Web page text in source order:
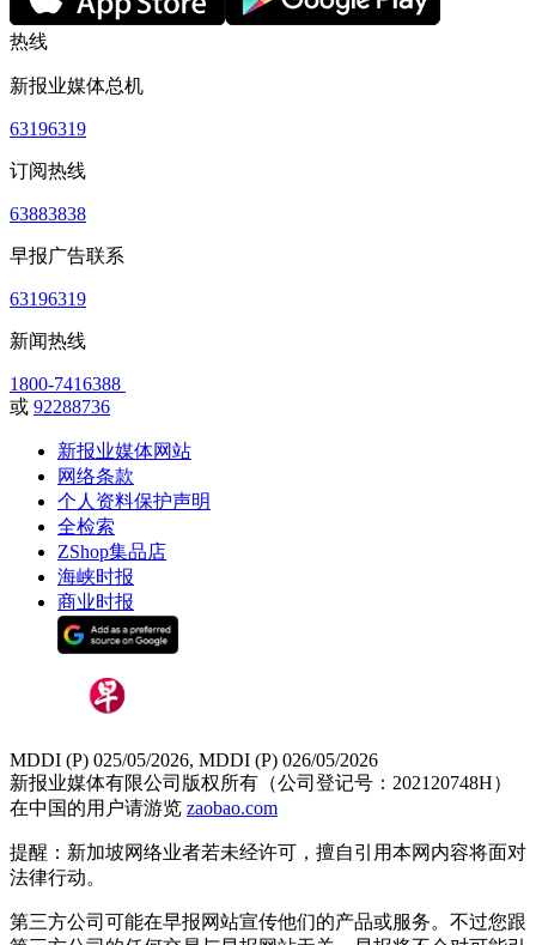
热线
新报业媒体总机
63196319
订阅热线
63883838
早报广告联系
63196319
新闻热线
1800-7416388
或 92288736
新报业媒体网站
网络条款
个人资料保护声明
全检索
ZShop集品店
海峡时报
商业时报
MDDI (P) 025/05/2026, MDDI (P) 026/05/2026
新报业媒体有限公司版权所有（公司登记号：202120748H）
在中国的用户请游览 zaobao.com
提醒：新加坡网络业者若未经许可，擅自引用本网内容将面对
法律行动。
第三方公司可能在早报网站宣传他们的产品或服务。不过您跟